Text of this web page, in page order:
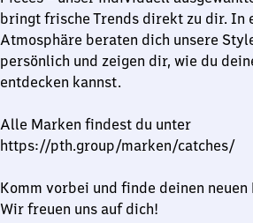
bringt frische Trends direkt zu dir. In
Atmosphäre beraten dich unsere
persönlich und zeigen dir, wie du
entdecken kannst.
Alle Marken findest du unter
https://pth.group/marken/catches/
Komm vorbei und finde deinen
Wir freuen uns auf dich!